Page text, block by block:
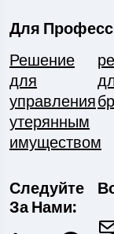
Для
Решение
для
управления
утерянным
имуществом
Следуйте
За Нами: